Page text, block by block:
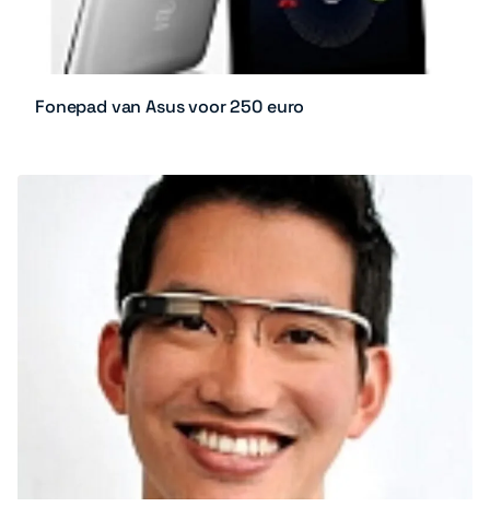
Fonepad van Asus voor 250 euro